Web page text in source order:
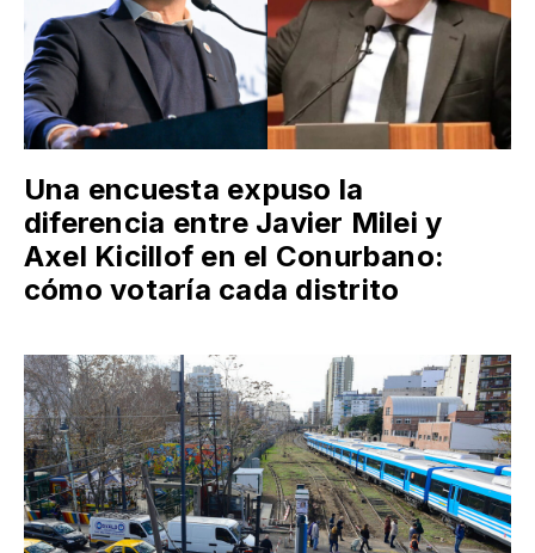
Una encuesta expuso la
diferencia entre Javier Milei y
Axel Kicillof en el Conurbano:
cómo votaría cada distrito